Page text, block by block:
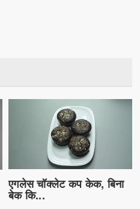
एगलेस चॉक्लेट कप केक, बिना
बेक कि...